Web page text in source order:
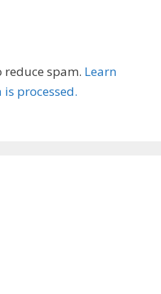
reduce spam. Learn
processed.